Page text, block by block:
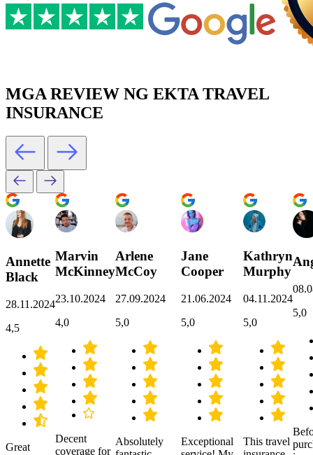
MGA REVIEW NG EKTA TRAVEL
INSURANCE
Annette
Black
28.11.2024
4,5
Great
Marvin
McKinney
23.10.2024
4,0
Decent
coverage for
Arlene
McCoy
27.09.2024
5,0
Absolutely
Jane
Cooper
21.06.2024
5,0
Exceptional
Kathryn
Murphy
04.11.2024
5,0
This travel
5,0